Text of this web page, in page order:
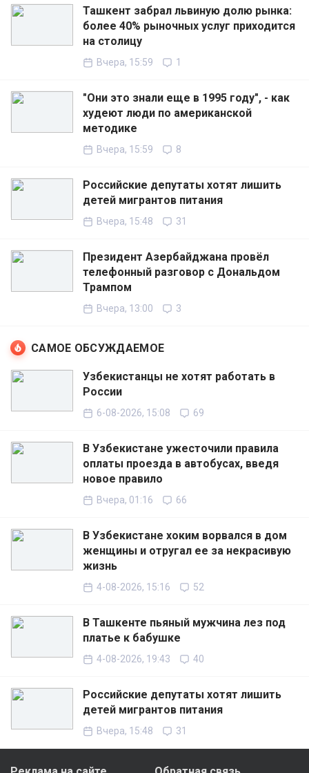
Ташкент забрал львиную долю рынка:
более 40% рыночных услуг приходится
на столицу
Вчера, 15:59 1
"Они это знали еще в 1995 году", - как
худеют люди по американской
методике
Вчера, 15:59 8
Российские депутаты хотят лишить
детей мигрантов питания
Вчера, 15:48 31
Президент Азербайджана провёл
телефонный разговор с Дональдом
Трампом
Вчера, 13:00 3
САМОЕ ОБСУЖДАЕМОЕ
Узбекистанцы не хотят работать в
России
6-08-2026, 15:08 69
В Узбекистане ужесточили правила
оплаты проезда в автобусах, введя
новое правило
Вчера, 01:16 66
В Узбекистане хоким ворвался в дом
женщины и отругал ее за некрасивую
жизнь
4-08-2026, 15:16 52
В Ташкенте пьяный мужчина лез под
платье к бабушке
4-08-2026, 19:43 40
Российские депутаты хотят лишить
детей мигрантов питания
Вчера, 15:48 31